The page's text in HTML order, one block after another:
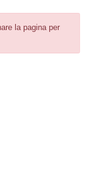
la pagina per